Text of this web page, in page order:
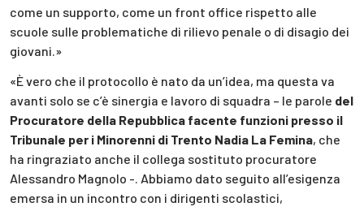
come un supporto, come un front office rispetto alle
scuole sulle problematiche di rilievo penale o di disagio dei
giovani.»
«È vero che il protocollo è nato da un’idea, ma questa va
avanti solo se c’è sinergia e lavoro di squadra – le parole del
Procuratore della Repubblica facente funzioni presso il
Tribunale per i Minorenni di Trento Nadia La Femina, che
ha ringraziato anche il collega sostituto procuratore
Alessandro Magnolo -. Abbiamo dato seguito all’esigenza
emersa in un incontro con i dirigenti scolastici,